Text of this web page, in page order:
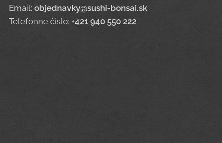
Email: objednavky@sushi-bonsai.sk
Telefónne číslo: +421 940 550 222